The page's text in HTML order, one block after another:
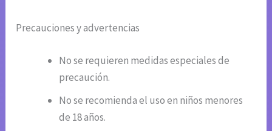
Precauciones y advertencias
No se requieren medidas especiales de
precaución.
No se recomienda el uso en niños menores
de 18 años.